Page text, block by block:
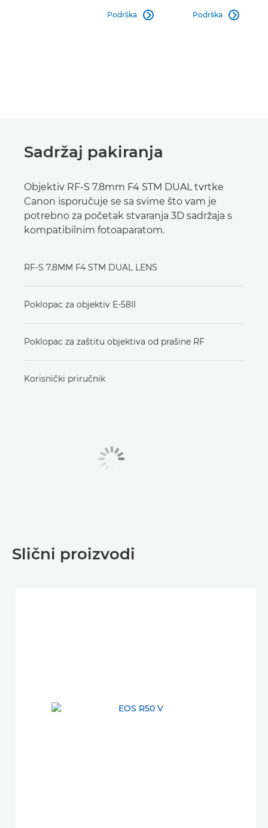
Podrška  Podrška 
Sadržaj pakiranja
Objektiv RF-S 7.8mm F4 STM DUAL tvrtke
Canon isporučuje se sa svime što vam je
potrebno za početak stvaranja 3D sadržaja s
kompatibilnim fotoaparatom.
RF-S 7.8MM F4 STM DUAL LENS
Poklopac za objektiv E-58II
Poklopac za zaštitu objektiva od prašine RF
Korisnički priručnik
Slični proizvodi